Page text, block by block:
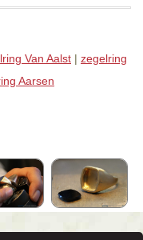
Van Aalst | zegelring
Aarsen